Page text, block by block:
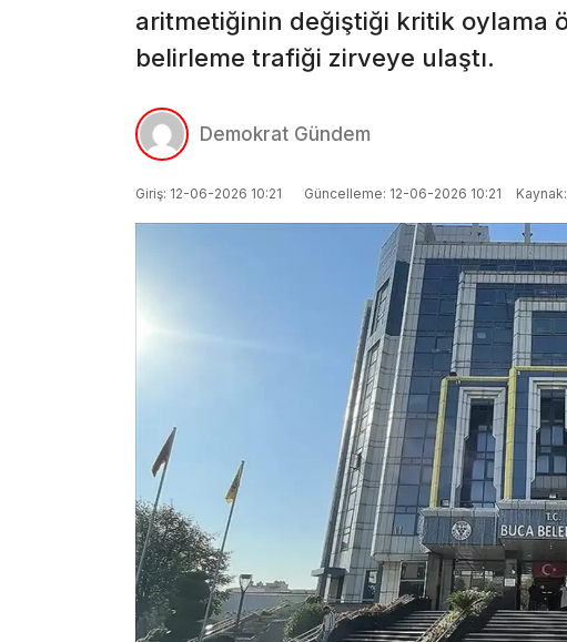
aritmetiğinin değiştiği kritik oylama
belirleme trafiği zirveye ulaştı.
Demokrat Gündem
Giriş: 12-06-2026 10:21 Güncelleme: 12-06-2026 10:21